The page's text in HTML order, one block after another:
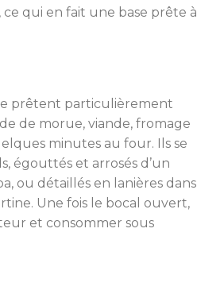
qui en fait une base prête à
prêtent particulièrement
de morue, viande, fromage
minutes au four. Ils se
égouttés et arrosés d’un
ou détaillés en lanières dans
Une fois le bocal ouvert,
et consommer sous